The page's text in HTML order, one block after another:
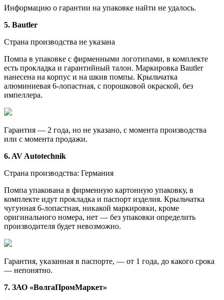
Информацию о гарантии на упаковке найти не удалось.
5. Bautler
Страна производства не указана
Помпа в упаковке с фирменными логотипами, в комплекте
есть прокладка и гарантийный талон. Маркировка Bautler
нанесена на корпус и на шкив помпы. Крыльчатка
алюминиевая 6-лопастная, с порошковой окраской, без
импеллера.
Гарантия — 2 года, но не указано, с момента производства
или с момента продажи.
6. AV Autotechnik
Страна производства: Германия
Помпа упакована в фирменную картонную упаковку, в
комплекте идут прокладка и паспорт изделия. Крыльчатка
чугунная 6-лопастная, никакой маркировки, кроме
оригинального номера, нет — без упаковки определить
производителя будет невозможно.
Гарантия, указанная в паспорте, — от 1 года, до какого срока
— непонятно.
7. ЗАО «ВолгаПромМаркет»